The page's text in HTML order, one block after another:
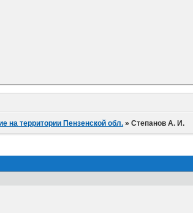
на территории Пензенской обл. »Степанов А. И.